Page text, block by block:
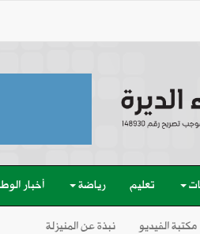
تعليم رياضة أخبار
مكتبة الفيديو نبذة عن المنيزلة